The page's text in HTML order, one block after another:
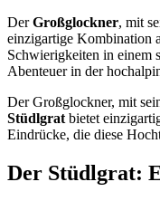
DerGroßglockner, mit
einzigartige Kombination
Schwierigkeiten in einem
Abenteuer in der
Der Großglockner, mit
Stüdlgrat bietet
Eindrücke, die diese
Der Stüdlgrat: